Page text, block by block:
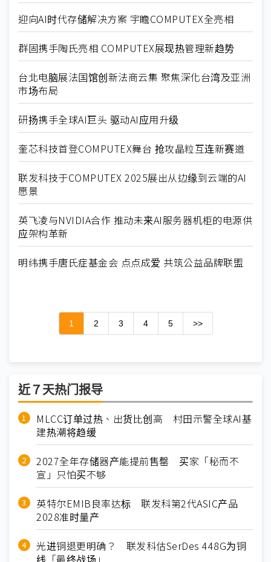
迎向AI时代存储解决方案 宇瞻COMPUTEX全亮相
群固携手陶氏亮相 COMPUTEX展现热管理新趋势
台北电脑展法国馆创新法商云集 聚焦深化台湾及亚洲
市场布局
研扬携手全球AI巨头 驱动AI应用升级
奎芯科技首登COMPUTEX舞台 抢攻晶粒互连新赛道
联发科技于COMPUTEX 2025展出从边缘到云端的AI
愿景
英飞凌与NVIDIA合作 推动未来AI服务器机柜的电源供
应架构革新
明纬携手唐氏症基金会 点点成爱 共筑公益品牌联盟
1 2 3 4 5 >>
近７天热门报导
MLCC订单过热、出货比创高 村田示警全球AI基
建热潮将趋缓
2027全年存储器产能提前售罄 买家「秘而不
宣」只怕买不够
英特尔EMIB良率达标 联发科第2代ASIC产品
2028准时量产
光进铜退更明确？ 联发科估SerDes 448G为铜
线「最终战场」